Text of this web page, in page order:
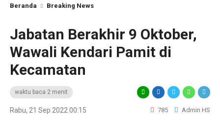
Beranda Breaking News
Jabatan Berakhir 9 Oktober,
Wawali Kendari Pamit di
Kecamatan
waktu baca 2 menit
Rabu, 21 Sep 2022 00:15 785 Admin HS